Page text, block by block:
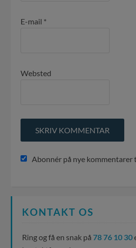
E-mail *
Websted
Abonnér på nye
KONTAKT OS
Ring og få en snak på78 76 10 30